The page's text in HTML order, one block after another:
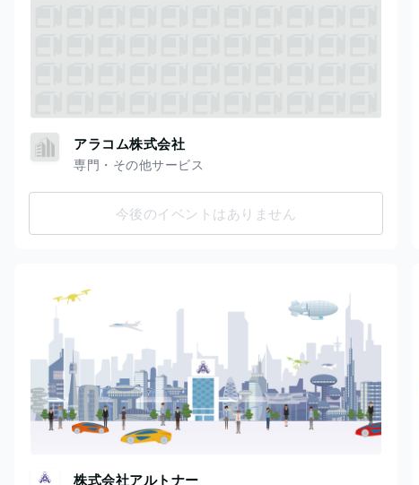
アラコム株式会社
専門・その他サービス
今後のイベントはありません
株式会社アルトナー